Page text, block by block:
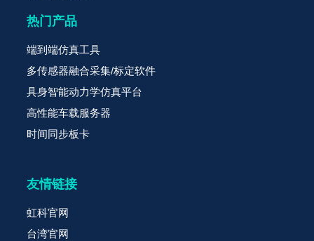
热门产品
端到端仿真工具
多传感器融合采集/标定软件
具身智能动力学仿真平台
高性能车载服务器
时间同步板卡
友情链接
虹科官网
台湾官网